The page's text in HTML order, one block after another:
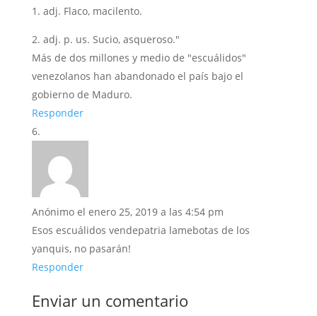
1. adj. Flaco, macilento.
2. adj. p. us. Sucio, asqueroso."
Más de dos millones y medio de "escuálidos"
venezolanos han abandonado el país bajo el
gobierno de Maduro.
Responder
Anónimo el enero 25, 2019 a las 4:54 pm
Esos escuálidos vendepatria lamebotas de los
yanquis, no pasarán!
Responder
Enviar un comentario